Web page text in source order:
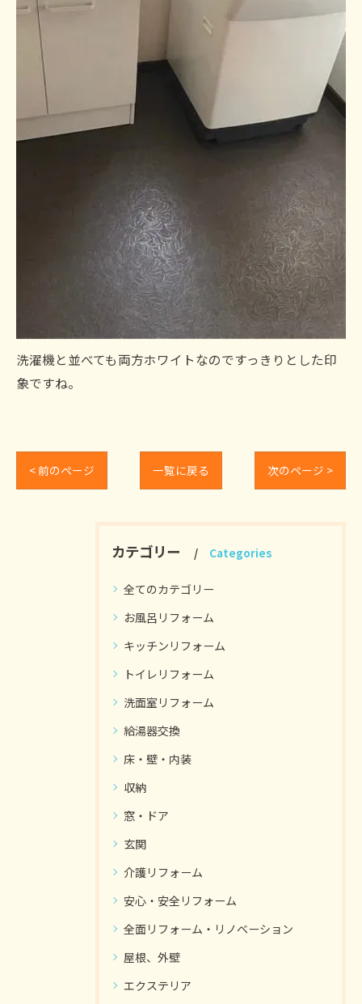
洗濯機と並べても両方ホワイトなのですっきりとした印
象ですね。
< 前のページ 一覧に戻る 次のページ >
カテゴリー Categories
全てのカテゴリー
お風呂リフォーム
キッチンリフォーム
トイレリフォーム
洗面室リフォーム
給湯器交換
床・壁・内装
収納
窓・ドア
玄関
介護リフォーム
安心・安全リフォーム
全面リフォーム・リノベーション
屋根、外壁
エクステリア